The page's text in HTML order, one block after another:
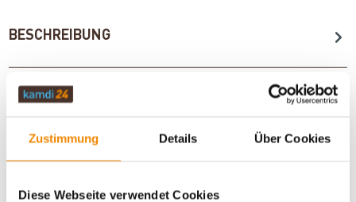
Zustimmung Details Über Cookies
Diese Webseite verwendet Cookies
BESCHREIBUNG
TECHNISCHE DATEN
BEWERTUNGEN (0)